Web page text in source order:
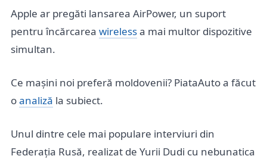
Apple ar pregăti lansarea AirPower, un suport
pentru încărcarea wirelessa mai multor dispozitive
simultan.
Ce mașini noi preferă moldovenii? PiataAuto a făcut
oanaliză la subiect.
Unul dintre cele mai populare interviuri din
Federația Rusă, realizat de Yurii Dudi cu nebunatica